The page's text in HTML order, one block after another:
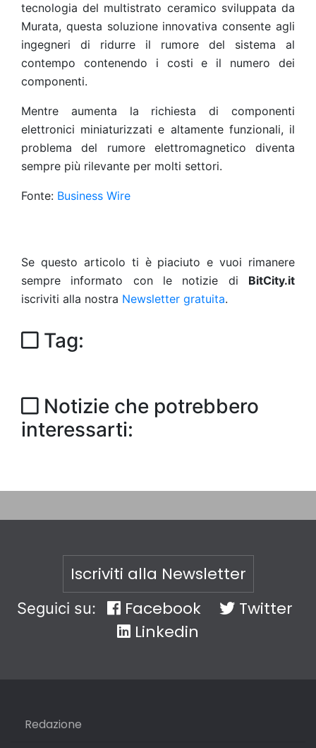
tecnologia del multistrato ceramico sviluppata da
Murata, questa soluzione innovativa consente agli
ingegneri di ridurre il rumore del sistema al
contempo contenendo i costi e il numero dei
componenti.
Mentre aumenta la richiesta di componenti
elettronici miniaturizzati e altamente funzionali, il
problema del rumore elettromagnetico diventa
sempre più rilevante per molti settori.
Fonte: Business Wire
Se questo articolo ti è piaciuto e vuoi rimanere
sempre informato con le notizie di BitCity.it
iscriviti alla nostra Newsletter gratuita.
Tag:
Notizie che potrebbero
interessarti:
Iscriviti alla Newsletter
Seguici su: Facebook
Twitter
Linkedin
Redazione